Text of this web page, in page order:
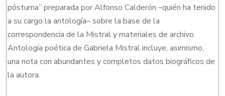
póstuma” preparada por Alfonso Calderón –quién ha tenido
a su cargo la antología– sobre la base de la
correspondencia de la Mistral y materiales de archivo.
Antología poética de Gabriela Mistral incluye, asimismo,
una nota con abundantes y completos datos biográficos de
la autora.